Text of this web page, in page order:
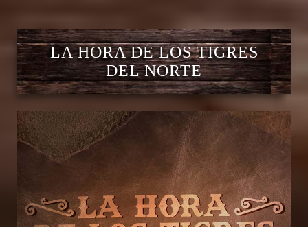
LA HORA DE LOS TIGRES
DEL NORTE